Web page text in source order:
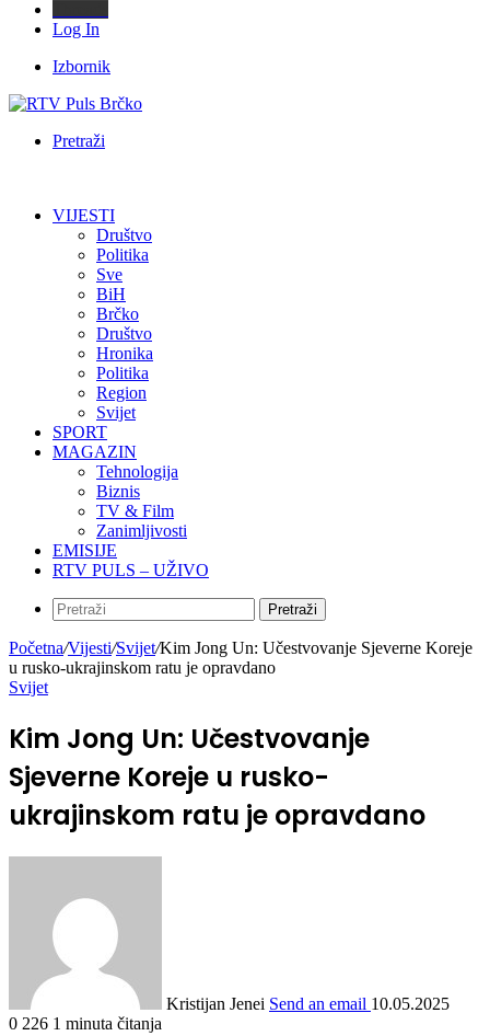
Log In
Izbornik
Pretraži
VIJESTI
Društvo
Politika
Sve
BiH
Brčko
Društvo
Hronika
Politika
Region
Svijet
SPORT
MAGAZIN
Tehnologija
Biznis
TV & Film
Zanimljivosti
EMISIJE
RTV PULS – UŽIVO
Pretraži
Početna/Vijesti/Svijet/Kim Jong Un: Učestvovanje Sjeverne Koreje
u rusko-ukrajinskom ratu je opravdano
Svijet
Kim Jong Un: Učestvovanje
Sjeverne Koreje u rusko-
ukrajinskom ratu je opravdano
Kristijan Jenei Send an email 10.05.2025
0 226 1 minuta čitanja